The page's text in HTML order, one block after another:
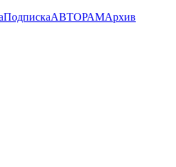
ПодпискаАВТОРАМАрхив